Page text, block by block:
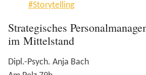
#Storytelling
Footer
Strategisches
im Mittelstand
Dipl.-Psych. Anja Bach